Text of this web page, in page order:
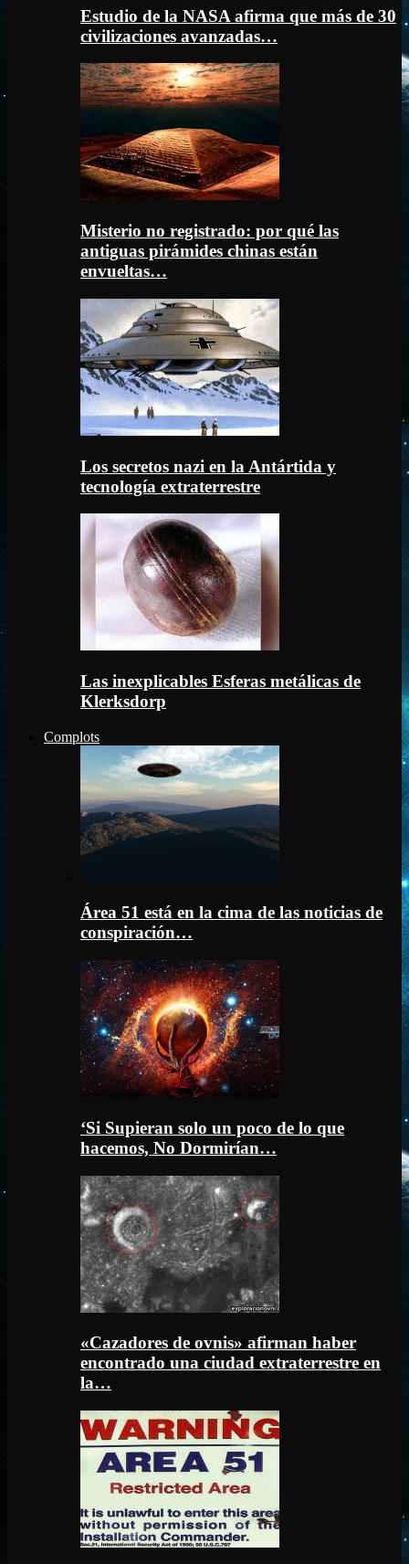
Estudio de la NASA afirma que más de 30
civilizaciones avanzadas…
Misterio no registrado: por qué las
antiguas pirámides chinas están
envueltas…
Los secretos nazi en la Antártida y
tecnología extraterrestre
Las inexplicables Esferas metálicas de
Klerksdorp
Complots
Área 51 está en la cima de las noticias de
conspiración…
‘Si Supieran solo un poco de lo que
hacemos, No Dormirían…
«Cazadores de ovnis» afirman haber
encontrado una ciudad extraterrestre en
la…